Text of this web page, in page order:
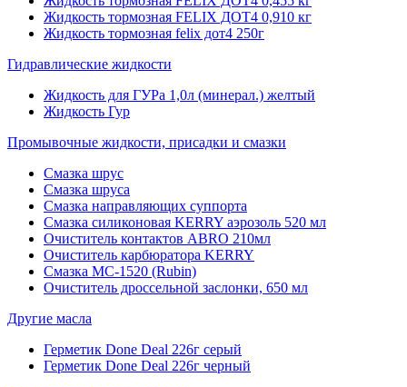
Жидкость тормозная FELIX ДОТ4 0,910 кг
Жидкость тормозная felix дот4 250г
Гидравлические жидкости
Жидкость для ГУРа 1,0л (минерал.) желтый
Жидкость Гур
Промывочные жидкости, присадки и смазки
Смазка шрус
Смазка шруса
Смазка направляющих суппорта
Смазка силиконовая KERRY аэрозоль 520 мл
Очиститель контактов ABRO 210мл
Очиститель карбюратора KERRY
Смазка МС-1520 (Rubin)
Очиститель дроссельной заслонки, 650 мл
Другие масла
Герметик Done Deal 226г серый
Герметик Done Deal 226г черный